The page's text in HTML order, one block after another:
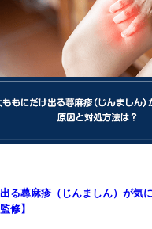
る蕁麻疹（じんましん）が気
修】